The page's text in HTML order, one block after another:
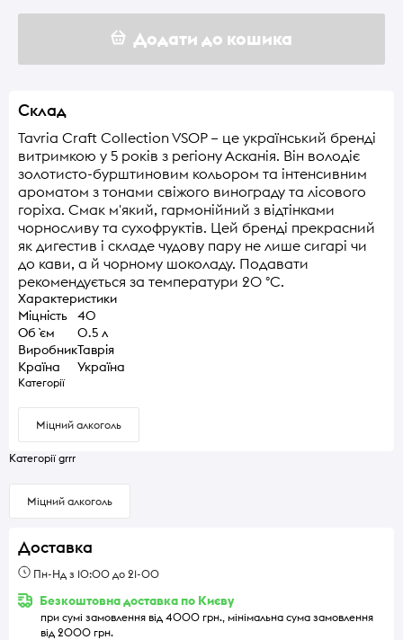
Додати до кошика
Склад
Tavria Craft Collection VSOP – це український бренді
витримкою у 5 років з регіону Асканія. Він володіє
золотисто-бурштиновим кольором та інтенсивним
ароматом з тонами свіжого винограду та лісового
горіха. Смак м'який, гармонійний з відтінками
чорносливу та сухофруктів. Цей бренді прекрасний
як дигестив і складе чудову пару не лише сигарі чи
до кави, а й чорному шоколаду. Подавати
рекомендується за температури 20 °C.
Характеристики
Міцність
40
Об `єм
0.5 л
ВиробникТаврія
Країна
Україна
Категорії
Міцний алкоголь
Категорії grrr
Міцний алкоголь
Доставка
Пн-Нд з 10:00 до 21-00
Безкоштовна доставка по Києву
при сумі замовлення від 4000 грн., мінімальна сума замовлення
від 2000 грн.